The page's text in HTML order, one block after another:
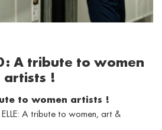
A tribute to women
artists !
to women artists !
A tribute to women, art &